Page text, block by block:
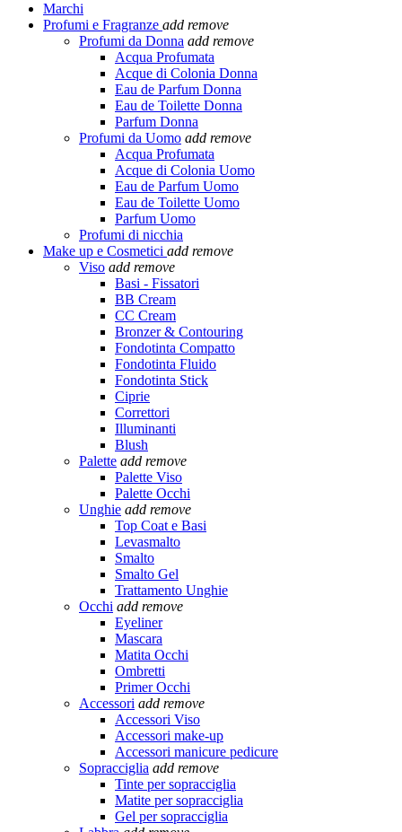
Marchi
Profumi e Fragranze add remove
Profumi da Donna add remove
Acqua Profumata
Acque di Colonia Donna
Eau de Parfum Donna
Eau de Toilette Donna
Parfum Donna
Profumi da Uomo add remove
Acqua Profumata
Acque di Colonia Uomo
Eau de Parfum Uomo
Eau de Toilette Uomo
Parfum Uomo
Profumi di nicchia
Make up e Cosmetici add remove
Viso add remove
Basi - Fissatori
BB Cream
CC Cream
Bronzer & Contouring
Fondotinta Compatto
Fondotinta Fluido
Fondotinta Stick
Ciprie
Correttori
Illuminanti
Blush
Palette add remove
Palette Viso
Palette Occhi
Unghie add remove
Top Coat e Basi
Levasmalto
Smalto
Smalto Gel
Trattamento Unghie
Occhi add remove
Eyeliner
Mascara
Matita Occhi
Ombretti
Primer Occhi
Accessori add remove
Accessori Viso
Accessori make-up
Accessori manicure pedicure
Sopracciglia add remove
Tinte per sopracciglia
Matite per sopracciglia
Gel per sopracciglia